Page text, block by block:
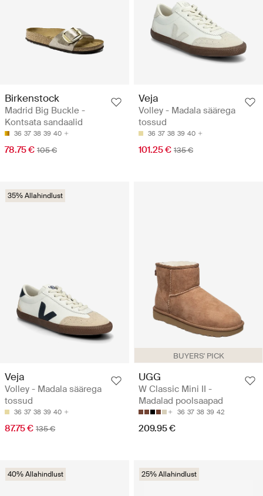
Birkenstock
Madrid Big Buckle -
Kontsata sandaalid
36 37 38 39 40
78.75 € 105 €
Veja
Volley - Madala säärega
tossud
36 37 38 39 40
101.25 € 135 €
35% Allahindlust
Veja
Volley - Madala säärega
tossud
36 37 38 39 40
87.75 € 135 €
BUYERS' PICK
UGG
W Classic Mini II -
Madalad poolsaapad
36 37 38 39 42
209.95 €
40% Allahindlust 25% Allahindlust